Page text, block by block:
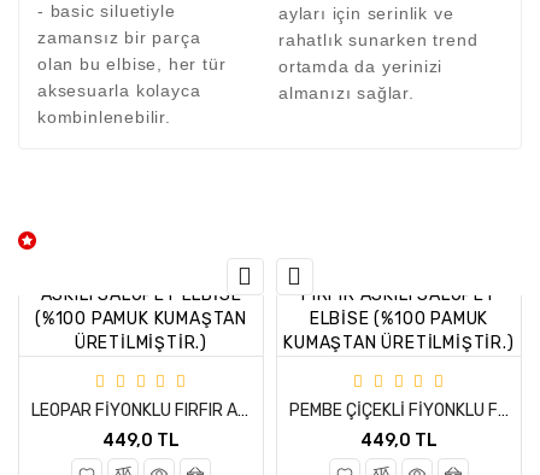
- basic siluetiyle
zamansız bir parça
olan bu elbise, her tür
aksesuarla kolayca
kombinlenebilir.
ayları için serinlik ve
rahatlık sunarken trend
ortamda da yerinizi
almanızı sağlar.
LEOPAR FİYONKLU FIRFIR ASKILI SALOPET ELBİSE (%100 PAMUK KUMAŞTAN ÜRETİLMİŞTİR.)
449,0 TL
PEMBE ÇİÇEKLİ FİYONKLU FIRFIR ASKILI SALOPET ELBİSE (%100 PAMUK KUMAŞTAN ÜRETİLMİŞTİR.)
449,0 TL